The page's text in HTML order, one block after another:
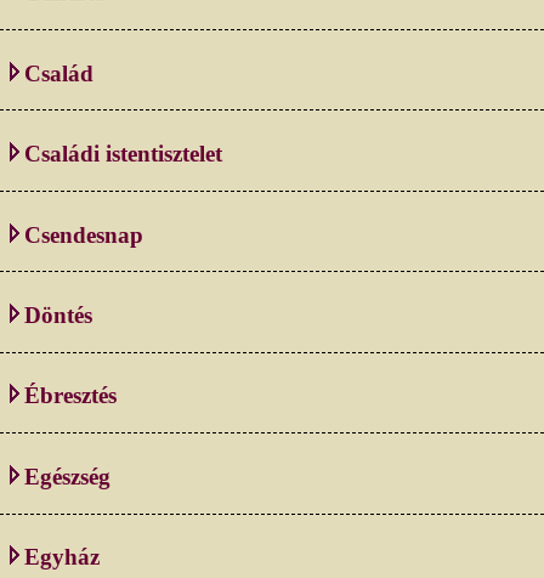
Család
Családi istentisztelet
Csendesnap
Döntés
Ébresztés
Egészség
Egyház